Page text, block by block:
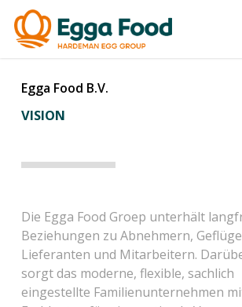
main
Egga Food B.V.
VISION
Die Egga Food Groep unterhält
Beziehungen zu Abnehmern,
Lieferanten und Mitarbeitern.
sorgt das moderne, flexible, sachlich
eingestellte Familienunternehmen